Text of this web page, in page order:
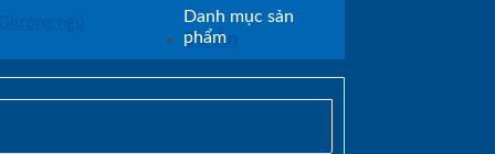
Dự Án
Danh mục sản
phẩm